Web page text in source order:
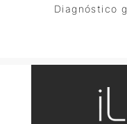
Diagnóstico